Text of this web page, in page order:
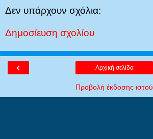
Δεν υπάρχουν σχόλια:
Δημοσίευση σχολίου
‹ Αρχική σελίδα
Προβολή έκδοσης ιστού